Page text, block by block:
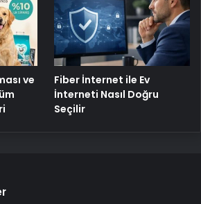
ve
Fiber İnternet ile Ev
İnterneti Nasıl Doğru
Seçilir